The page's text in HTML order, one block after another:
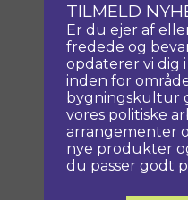
TILMELD
Er du ejer af
fredede og
opdaterer vi dig
inden for
bygningskultur
vores politiske
arrangementer
nye produkter
du passer godt